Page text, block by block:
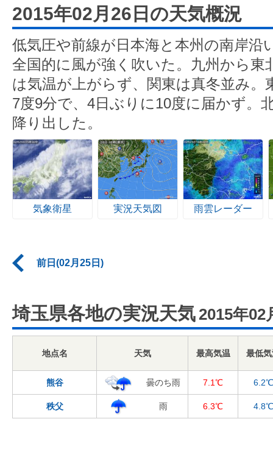
2015年02月26日の天気概況
低気圧や前線が日本海と本州の南岸沿
全国的に風が強く吹いた。九州から東
は気温が上がらず、関東は真冬並み。
7度9分で、4日ぶりに10度に届かず。
降り出した。
気象衛星 実況天気図 雨雲レーダー
前日(02月25日)
埼玉県各地の実況天気 2015年02
地点名 天気 最高気温 最低
熊谷 曇のち雨 7.1℃ 6.2℃
秩父 雨 6.3℃ 4.8℃